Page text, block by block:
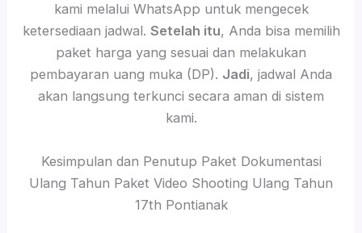
kami melalui WhatsApp untuk mengecek
ketersediaan jadwal. Setelah itu, Anda bisa memilih
paket harga yang sesuai dan melakukan
pembayaran uang muka (DP). Jadi, jadwal Anda
akan langsung terkunci secara aman di sistem
kami.
Kesimpulan dan Penutup Paket Dokumentasi
Ulang Tahun Paket Video Shooting Ulang Tahun
17th Pontianak